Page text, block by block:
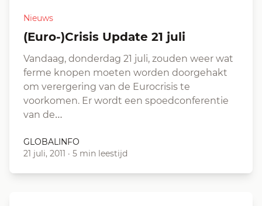
Nieuws
(Euro-)Crisis Update 21 juli
Vandaag, donderdag 21 juli, zouden weer wat
ferme knopen moeten worden doorgehakt
om verergering van de Eurocrisis te
voorkomen. Er wordt een spoedconferentie
van de…
GLOBALINFO
21 juli, 2011 · 5 min leestijd